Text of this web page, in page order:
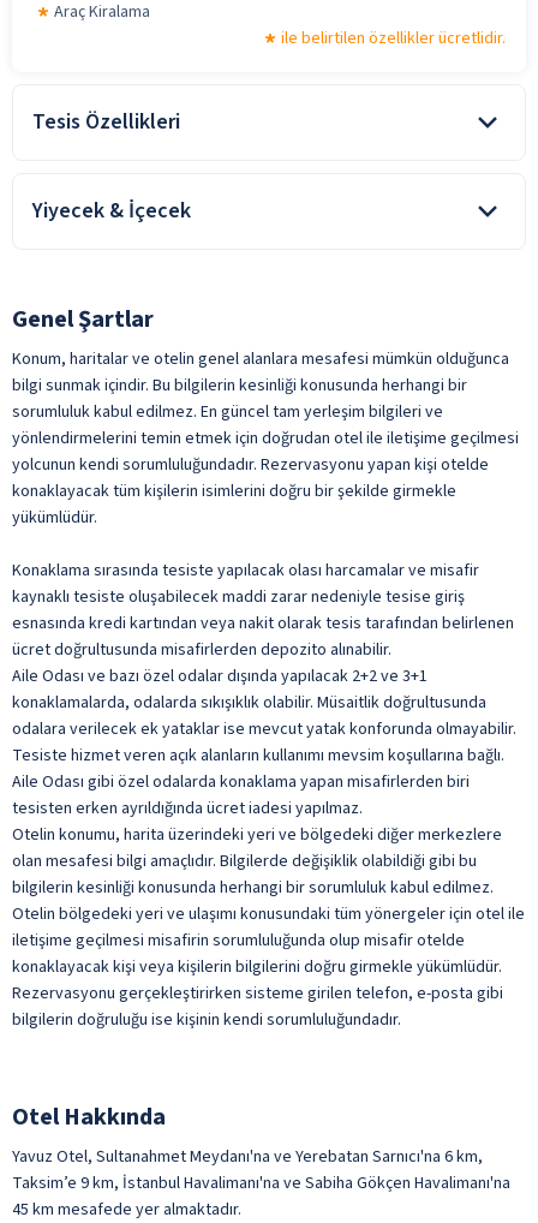
Araç Kiralama
ile belirtilen özellikler ücretlidir.
Tesis Özellikleri
Yiyecek & İçecek
alanlarının kullanımı, konaklama süresince kısıtlandırılmış,
tamamen kaldırılmış ve/veya kapatılmış olabilir.
Konsept Oda & Kahvaltı ise “ Oda Kahvaltı konaklamalarda; sabah
kahvaltısı dışında, tesiste alınan tüm yiyecek ve içecekler
ücretlidir. “
Türk Kahvesi
ile belirtilen özellikler ücretlidir.
Genel Şartlar
Konum, haritalar ve otelin genel alanlara mesafesi mümkün olduğunca
bilgi sunmak içindir. Bu bilgilerin kesinliği konusunda herhangi bir
sorumluluk kabul edilmez. En güncel tam yerleşim bilgileri ve
yönlendirmelerini temin etmek için doğrudan otel ile iletişime geçilmesi
yolcunun kendi sorumluluğundadır. Rezervasyonu yapan kişi otelde
konaklayacak tüm kişilerin isimlerini doğru bir şekilde girmekle
yükümlüdür.
Konaklama sırasında tesiste yapılacak olası harcamalar ve misafir
kaynaklı tesiste oluşabilecek maddi zarar nedeniyle tesise giriş
esnasında kredi kartından veya nakit olarak tesis tarafından belirlenen
ücret doğrultusunda misafirlerden depozito alınabilir.
Aile Odası ve bazı özel odalar dışında yapılacak 2+2 ve 3+1
konaklamalarda, odalarda sıkışıklık olabilir. Müsaitlik doğrultusunda
odalara verilecek ek yataklar ise mevcut yatak konforunda olmayabilir.
Tesiste hizmet veren açık alanların kullanımı mevsim koşullarına bağlı.
Aile Odası gibi özel odalarda konaklama yapan misafirlerden biri
tesisten erken ayrıldığında ücret iadesi yapılmaz.
Otelin konumu, harita üzerindeki yeri ve bölgedeki diğer merkezlere
olan mesafesi bilgi amaçlıdır. Bilgilerde değişiklik olabildiği gibi bu
bilgilerin kesinliği konusunda herhangi bir sorumluluk kabul edilmez.
Otelin bölgedeki yeri ve ulaşımı konusundaki tüm yönergeler için otel ile
iletişime geçilmesi misafirin sorumluluğunda olup misafir otelde
konaklayacak kişi veya kişilerin bilgilerini doğru girmekle yükümlüdür.
Rezervasyonu gerçekleştirirken sisteme girilen telefon, e-posta gibi
bilgilerin doğruluğu ise kişinin kendi sorumluluğundadır.
Otel Hakkında
Yavuz Otel, Sultanahmet Meydanı'na ve Yerebatan Sarnıcı'na 6 km,
Taksim’e 9 km, İstanbul Havalimanı'na ve Sabiha Gökçen Havalimanı'na
45 km mesafede yer almaktadır.